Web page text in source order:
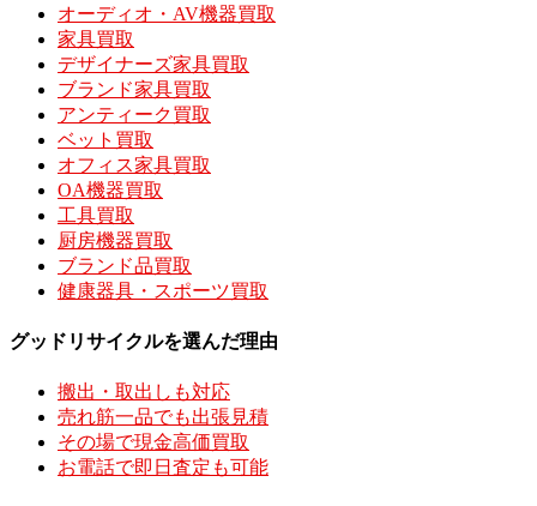
オーディオ・AV機器買取
家具買取
デザイナーズ家具買取
ブランド家具買取
アンティーク買取
ベット買取
オフィス家具買取
OA機器買取
工具買取
厨房機器買取
ブランド品買取
健康器具・スポーツ買取
グッドリサイクルを選んだ理由
搬出・取出しも対応
売れ筋一品でも出張見積
その場で現金高価買取
お電話で即日査定も可能